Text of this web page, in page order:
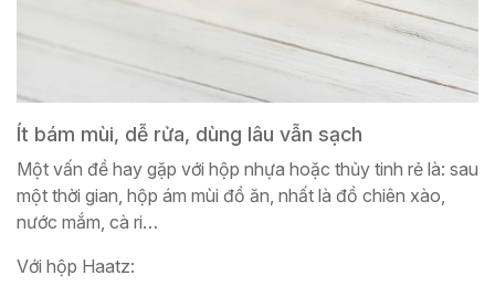
Ít bám mùi, dễ rửa, dùng lâu vẫn sạch
Một vấn đề hay gặp với hộp nhựa hoặc thủy tinh rẻ là: sau
một thời gian, hộp ám mùi đồ ăn, nhất là đồ chiên xào,
nước mắm, cà ri…
Với hộp Haatz: